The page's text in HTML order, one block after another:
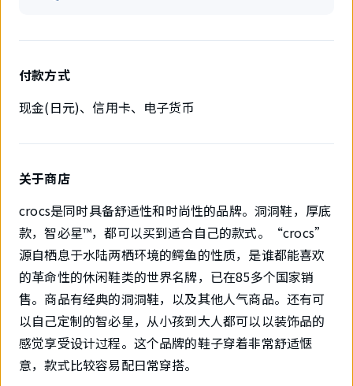
付款方式
现金(日元)、信用卡、电子货币
关于商店
crocs是同时具备舒适性和时尚性的品牌。洞洞鞋，厚底
款，智必星™，都可以买到适合自己的款式。“crocs”
源自栖息于水陆两栖环境的鳄鱼的性质，是谁都能喜欢
的革命性的休闲鞋类的世界名牌，已在85多个国家销
售。商品有经典的洞洞鞋，以及其他人气商品。还有可
以自己定制的智必星，从小孩到大人都可以以装饰品的
感觉享受设计过程。这个品牌的鞋子穿着非常舒适惬
意，款式比较容易配日常穿搭。